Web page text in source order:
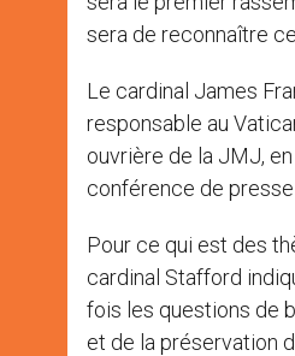
sera de reconnaître
Le cardinal James
responsable au
ouvrière de la JMJ,
conférence de presse
Pour ce qui est des
cardinal Stafford
fois les questions de
et de la préservation